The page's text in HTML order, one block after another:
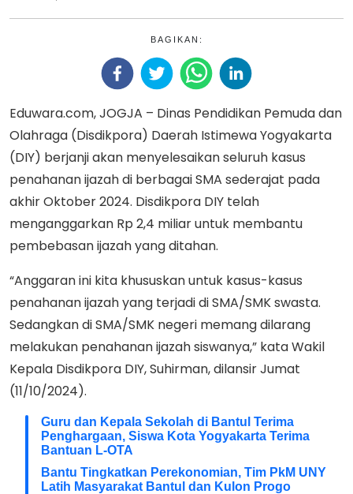
BAGIKAN:
Eduwara.com, JOGJA – Dinas Pendidikan Pemuda dan
Olahraga (Disdikpora) Daerah Istimewa Yogyakarta
(DIY) berjanji akan menyelesaikan seluruh kasus
penahanan ijazah di berbagai SMA sederajat pada
akhir Oktober 2024. Disdikpora DIY telah
menganggarkan Rp 2,4 miliar untuk membantu
pembebasan ijazah yang ditahan.
“Anggaran ini kita khususkan untuk kasus-kasus
penahanan ijazah yang terjadi di SMA/SMK swasta.
Sedangkan di SMA/SMK negeri memang dilarang
melakukan penahanan ijazah siswanya,” kata Wakil
Kepala Disdikpora DIY, Suhirman, dilansir Jumat
(11/10/2024).
Guru dan Kepala Sekolah di Bantul Terima
Penghargaan, Siswa Kota Yogyakarta Terima
Bantuan L-OTA
Bantu Tingkatkan Perekonomian, Tim PkM UNY
Latih Masyarakat Bantul dan Kulon Progo